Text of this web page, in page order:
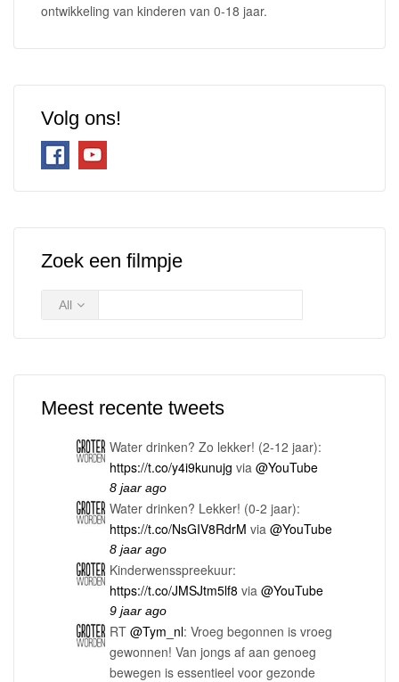
ontwikkeling van kinderen van 0-18 jaar.
Volg ons!
Zoek een filmpje
All
Meest recente tweets
Water drinken? Zo lekker! (2-12 jaar):
https://t.co/y4i9kunujg via @YouTube
8 jaar ago
Water drinken? Lekker! (0-2 jaar):
https://t.co/NsGIV8RdrM via @YouTube
8 jaar ago
Kinderwensspreekuur:
https://t.co/JMSJtm5lf8 via @YouTube
9 jaar ago
RT @Tym_nl: Vroeg begonnen is vroeg
gewonnen! Van jongs af aan genoeg
bewegen is essentieel voor gezonde